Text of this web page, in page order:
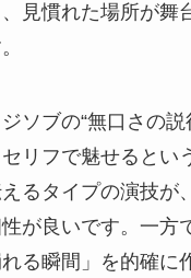
見慣れた場所が舞
ソブの“無口さの説
リフで魅せるとい
るタイプの演技が
が良いです。一方
る瞬間」を的確に